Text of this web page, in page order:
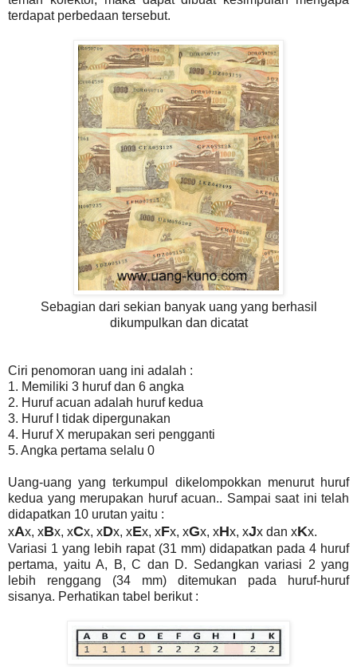
terdapat perbedaan tersebut.
Sebagian dari sekian banyak uang yang berhasil
dikumpulkan dan dicatat
Ciri penomoran uang ini adalah :
1. Memiliki 3 huruf dan 6 angka
2. Huruf acuan adalah huruf kedua
3. Huruf I tidak dipergunakan
4. Huruf X merupakan seri pengganti
5. Angka pertama selalu 0
Uang-uang yang terkumpul dikelompokkan menurut huruf
kedua yang merupakan huruf acuan.. Sampai saat ini telah
didapatkan 10 urutan yaitu :
xAx, xBx, xCx, xDx, xEx, xFx, xGx, xHx, xJx dan xKx.
Variasi 1 yang lebih rapat (31 mm) didapatkan pada 4 huruf
pertama, yaitu A, B, C dan D. Sedangkan variasi 2 yang
lebih renggang (34 mm) ditemukan pada huruf-huruf
sisanya. Perhatikan tabel berikut :